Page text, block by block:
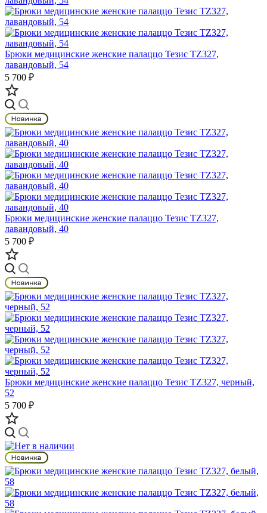
Брюки медицинские женские палаццо Тезис TZ327,
лавандовый, 54
5 700 ₽
Брюки медицинские женские палаццо Тезис TZ327,
лавандовый, 40
5 700 ₽
Брюки медицинские женские палаццо Тезис TZ327, черный,
52
5 700 ₽